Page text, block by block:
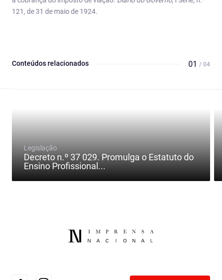
121, de 31 de maio de 1924.
Conteúdos relacionados 01 / 04
Legislação
Decreto n.º 37 029. Promulga o Estatuto do
Ensino Profissional...